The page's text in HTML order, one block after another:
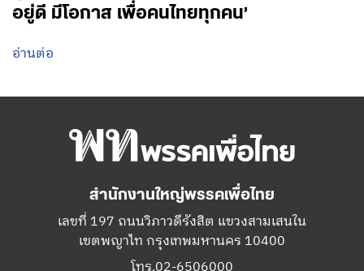
อยู่ดี มีโอกาส เพื่อคนไทยทุกคน’
อ่านต่อ
สำนักงานใหญ่พรรคเพื่อไทย
เลขที่ 197 ถนนวิภาวดีรังสิต แขวงสามเสนใน
เขตพญาไท กรุงเทพมหานคร 10400